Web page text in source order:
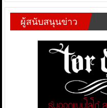
ผู้สนับสนุนข่าว